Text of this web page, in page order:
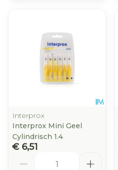
Interprox
Interprox Mini Geel
Cylindrisch 1.4
€ 6,51